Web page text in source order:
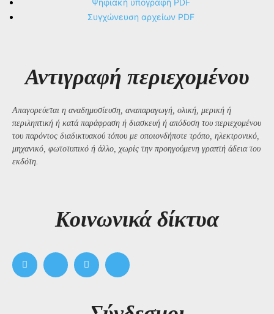
Ψηφιακή υπογραφή PDF
Συγχώνευση αρχείων PDF
Αντιγραφή περιεχομένου
Απαγορεύεται η αναδημοσίευση, αναπαραγωγή, ολική, μερική ή
περιληπτική ή κατά παράφραση ή διασκευή ή απόδοση του περιεχομένου
του παρόντος διαδικτυακού τόπου με οποιονδήποτε τρόπο, ηλεκτρονικό,
μηχανικό, φωτοτυπικό ή άλλο, χωρίς την προηγούμενη γραπτή άδεια του
εκδότη.
Kοινωνικά δίκτυα